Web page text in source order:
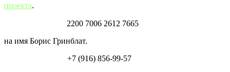
проекта.
2200 7006 2612 7665
на имя Борис Гринблат.
+7 (916) 856-99-57